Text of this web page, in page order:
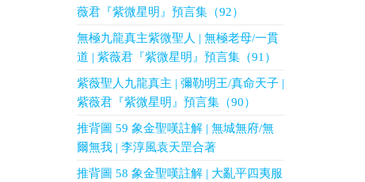
薇君『紫微星明』預言集（92）
無極九龍真主紫微聖人 | 無極老母/一貫
道 | 紫薇君『紫微星明』預言集（91）
紫薇聖人九龍真主 | 彌勒明王/真命天子 |
紫薇君『紫微星明』預言集（90）
推背圖 59 象金聖嘆註解 | 無城無府/無
爾無我 | 李淳風袁天罡合著
推背圖 58 象金聖嘆註解 | 大亂平四夷服